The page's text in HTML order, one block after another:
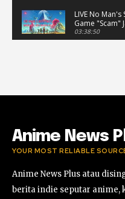
LIVE No
Game "Scam"
03:38:50
#gaming
Anime News
YOUR MOST RELIABLE
Anime News Plus atau
berita indie seputar anime,